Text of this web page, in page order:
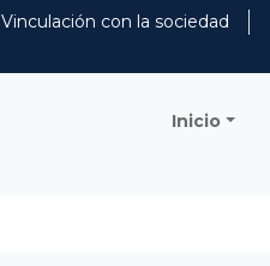
Vinculación con la sociedad
Inicio